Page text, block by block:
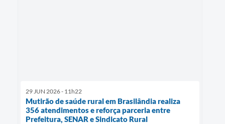
29 JUN 2026 - 11h22
Mutirão de saúde rural em Brasilândia realiza
356 atendimentos e reforça parceria entre
Prefeitura, SENAR e Sindicato Rural